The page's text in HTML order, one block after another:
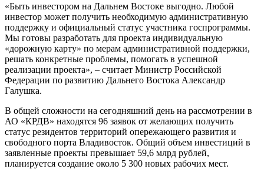
«Быть инвестором на Дальнем Востоке выгодно. Любой
инвестор может получить необходимую административную
поддержку и официальный статус участника госпрограммы.
Мы готовы разработать для проекта индивидуальную
«дорожную карту» по мерам административной поддержки,
решать конкретные проблемы, помогать в успешной
реализации проекта», – считает Министр Российской
Федерации по развитию Дальнего Востока Александр
Галушка.
В общей сложности на сегодняшний день на рассмотрении в
АО «КРДВ» находятся 96 заявок от желающих получить
статус резидентов территорий опережающего развития и
свободного порта Владивосток. Общий объем инвестиций в
заявленные проекты превышает 59,6 млрд рублей,
планируется создание около 5 300 новых рабочих мест.